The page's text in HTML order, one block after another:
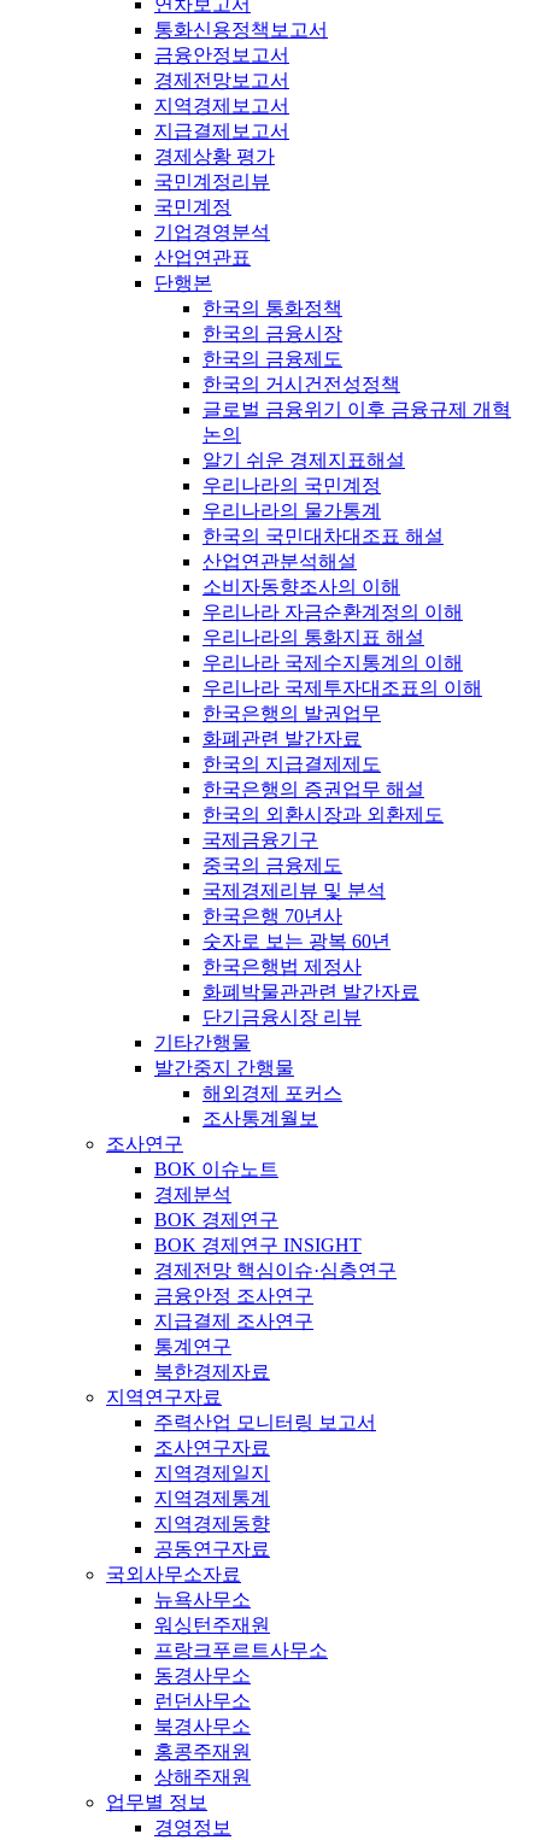
연차보고서
통화신용정책보고서
금융안정보고서
경제전망보고서
지역경제보고서
지급결제보고서
경제상황 평가
국민계정리뷰
국민계정
기업경영분석
산업연관표
단행본
한국의 통화정책
한국의 금융시장
한국의 금융제도
한국의 거시건전성정책
글로벌 금융위기 이후 금융규제 개혁
논의
알기 쉬운 경제지표해설
우리나라의 국민계정
우리나라의 물가통계
한국의 국민대차대조표 해설
산업연관분석해설
소비자동향조사의 이해
우리나라 자금순환계정의 이해
우리나라의 통화지표 해설
우리나라 국제수지통계의 이해
우리나라 국제투자대조표의 이해
한국은행의 발권업무
화폐관련 발간자료
한국의 지급결제제도
한국은행의 증권업무 해설
한국의 외환시장과 외환제도
국제금융기구
중국의 금융제도
국제경제리뷰 및 분석
한국은행 70년사
숫자로 보는 광복 60년
한국은행법 제정사
화폐박물관관련 발간자료
단기금융시장 리뷰
기타간행물
발간중지 간행물
해외경제 포커스
조사통계월보
조사연구
BOK 이슈노트
경제분석
BOK 경제연구
BOK 경제연구 INSIGHT
경제전망 핵심이슈·심층연구
금융안정 조사연구
지급결제 조사연구
통계연구
북한경제자료
지역연구자료
주력산업 모니터링 보고서
조사연구자료
지역경제일지
지역경제통계
지역경제동향
공동연구자료
국외사무소자료
뉴욕사무소
워싱턴주재원
프랑크푸르트사무소
동경사무소
런던사무소
북경사무소
홍콩주재원
상해주재원
업무별 정보
경영정보